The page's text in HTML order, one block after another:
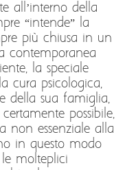
all’interno della
“intende” la
più chiusa in un
contemporanea
la speciale
cura psicologica,
della sua famiglia,
possibile,
non essenziale alla
in questo modo
le molteplici